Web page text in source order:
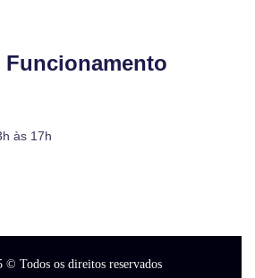
Funcionamento
às 17h
© Todos os direitos reservados